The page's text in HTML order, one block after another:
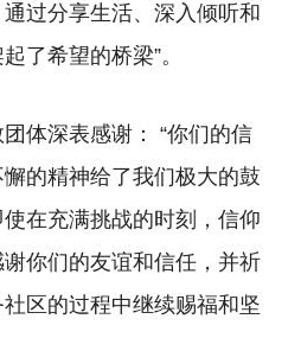
过分享生活、深入倾听和
了希望的桥梁”。
体深表感谢： “你们的信
的精神给了我们极大的鼓
在充满挑战的时刻，信仰
你们的友谊和信任，并祈
区的过程中继续赐福和坚